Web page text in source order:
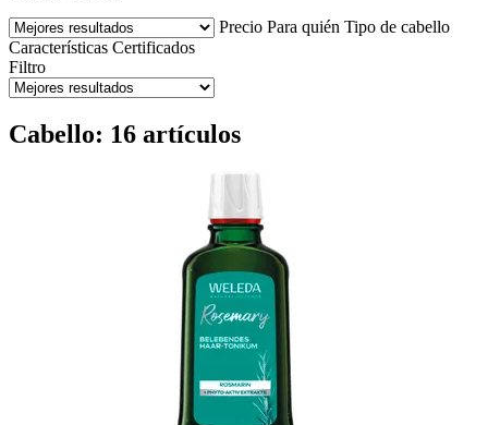
Precio Para quién Tipo de cabello
Características Certificados
Filtro
Cabello: 16 artículos